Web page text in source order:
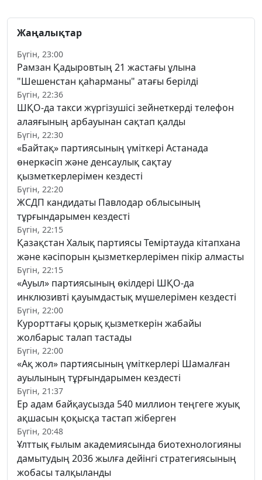
Жаңалықтар
Бүгін, 23:00
Рамзан Қадыровтың 21 жастағы ұлына
"Шешенстан қаһарманы" атағы берілді
Бүгін, 22:36
ШҚО-да такси жүргізушісі зейнеткерді телефон
алаяғының арбауынан сақтап қалды
Бүгін, 22:30
«Байтақ» партиясының үміткері Астанада
өнеркәсіп және денсаулық сақтау
қызметкерлерімен кездесті
Бүгін, 22:20
ЖСДП кандидаты Павлодар облысының
тұрғындарымен кездесті
Бүгін, 22:15
Қазақстан Халық партиясы Теміртауда кітапхана
және кәсіпорын қызметкерлерімен пікір алмасты
Бүгін, 22:15
«Ауыл» партиясының өкілдері ШҚО-да
инклюзивті қауымдастық мүшелерімен кездесті
Бүгін, 22:00
Курорттағы қорық қызметкерін жабайы
жолбарыс талап тастады
Бүгін, 22:00
«Ақ жол» партиясының үміткерлері Шамалған
ауылының тұрғындарымен кездесті
Бүгін, 21:37
Ер адам байқаусызда 540 миллион теңгеге жуық
ақшасын қоқысқа тастап жіберген
Бүгін, 20:48
Ұлттық ғылым академиясында биотехнологияны
дамытудың 2036 жылға дейінгі стратегиясының
жобасы талқыланды